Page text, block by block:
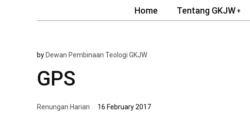
Home Tentang GKJW
by Dewan Pembinaan Teologi GKJW
GPS
Renungan Harian 16 February 2017